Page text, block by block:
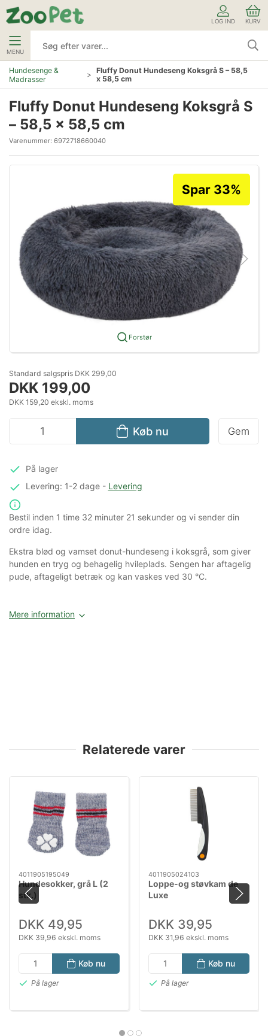
LOG IND KURV
MENU
Hundesenge &
Madrasser
Fluffy Donut Hundeseng Koksgrå S – 58,5
x 58,5 cm
Fluffy Donut Hundeseng Koksgrå S
– 58,5 x 58,5 cm
Varenummer: 6972718660040
Forstør
Spar 33%
Standard salgspris DKK 299,00
DKK 199,00
DKK 159,20 ekskl. moms
Køb nu Gem
På lager
Levering: 1-2 dage- Levering
Bestil inden 1 time 32 minuter 21 sekunder og vi sender din
ordre idag.
Ekstra blød og vamset donut-hundeseng i koksgrå, som giver
hunden en tryg og behagelig hvileplads. Sengen har aftagelig
pude, aftageligt betræk og kan vaskes ved 30 °C.
Mere information
Relaterede varer
4011905195049
Hundesokker, grå L (2
stk.)
DKK 49,95
DKK 39,96 ekskl. moms
Køb nu
På lager
4011905024103
Loppe-og støvkam de
Luxe
DKK 39,95
DKK 31,96 ekskl. moms
Køb nu
På lager